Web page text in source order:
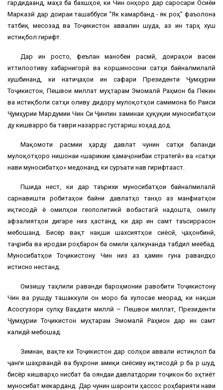
гардидаанд, маҳз ба бахшҳое, ки Чин онҳоро дар саросари Осиёи
Марказӣ дар доираи ташаббуси “Як камарбанд - як роҳ” фаъолона
татбиқ месозад ва Тоҷикистон аввалин шуда, аз ин тарҳ хуш
истиқбол гирифт.
Дар ин росто, феълан манобеи расмӣ, доираҳои васеи
иттилоотиву хабарнигорӣ ва коршиносони сатҳи байналмилалӣ
хушбинанд, ки натиҷаҳои ин сафари Президенти Ҷумҳурии
Тоҷикистон, Пешвои миллат муҳтарам Эмомалӣ Раҳмон ба Пекин
ва истиқболи сатҳи оливу дидору мулоқотҳои самимона бо Раиси
Ҷумҳурии Мардумии Чин Си Ҷинпин заминаи ҳуқуқии муносибатҳои
ду кишварро ба таври назаррас густариш хоҳад дод.
Мақомоти расмии ҳарду давлат чунин сатҳи баланди
мулоқотҳоро нишонаи «шарикии ҳамаҷонибаи стратегӣ» ва «сатҳи
нави муносибатҳо» медонанд, ки суръати нав гирифтааст.
Пӯшида нест, ки дар таърихи муносибатҳои байналмилалӣ
сарнавишти робитаҳои байни давлатҳо танҳо аз манфиатҳои
иқтисодӣ ё омилҳои геополитикӣ вобастагӣ надошта, омилу
афзалиятҳои дигаре низ ҳастанд, ки дар ин самт таъсиррасон
мебошанд. Бисёр вақт нақши шахсиятҳои сиёсӣ, ҷаҳонбинӣ,
таҷриба ва иродаи роҳбарон ба омили ҳалкунанда табдил меёбад.
Муносибатҳои Тоҷикистону Чин низ аз ҳамин гуна равандҳо
истисно нестанд.
Омӯзишу таҳлили раванди бароҳмонии равобити Тоҷикистону
Чин ва рушду ташаккули он моро ба хулосае меорад, ки нақши
Асосгузори сулҳу Ваҳдати миллӣ – Пешвои миллат, Президенти
Ҷумҳурии Тоҷикистон муҳтарам Эмомалӣ Раҳмон дар ин самт
калидӣ мебошад.
Зимнан, вақте ки Тоҷикистон дар солҳои аввали истиқлол ба
ҷанги шаҳрвандӣ ва буҳрони амиқи сиёсиву иқтисодӣ рӯ ба рӯ шуд,
бисёр кишварҳо нисбат ба ояндаи давлатдории тоҷикон бо эҳтиёт
муносибат мекарданд. Дар чунин шароити ҳассос роҳбарияти нави